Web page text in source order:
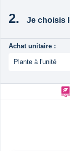
Je choisis
Achat unitaire :
Plante à l'unité